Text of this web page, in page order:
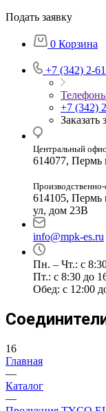
Подать заявку
0 Корзина
+7 (342) 2-
+7 (342)
Заказать
Центральный офис
614077, Пермь
614105, Пермь
ул, дом 23В
info@mpk-es.ru
Пн. – Чт.: с
Пт.: с 8:30 до
Обед: с 12:00
16
Главная
—
Каталог
—